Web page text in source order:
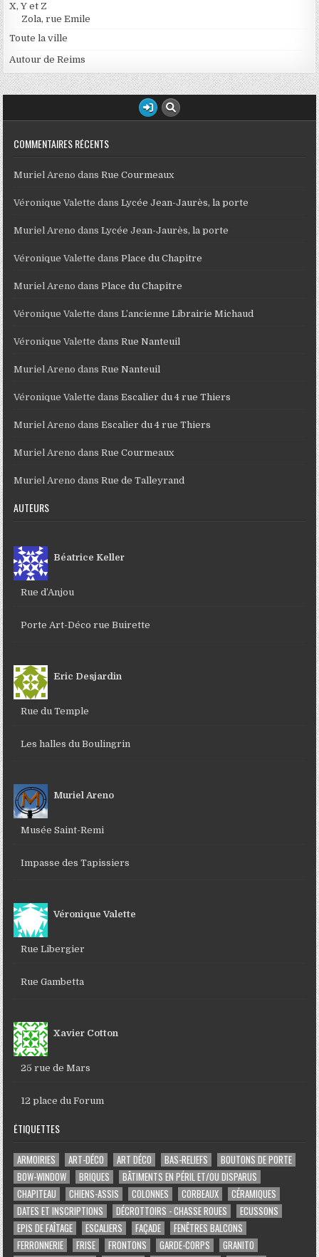
X, Y et Z
Zola, rue Emile
Toute la ville
Autour de Reims
COMMENTAIRES RÉCENTS
Muriel Areno dansRue Courmeaux
Véronique Valette dansLycée Jean-Jaurès, la porte
Muriel Areno dansLycée Jean-Jaurès, la porte
Véronique Valette dansPlace du Chapitre
Muriel Areno dansPlace du Chapitre
Véronique Valette dansL’ancienne Librairie Michaud
Véronique Valette dansRue Nanteuil
Muriel Areno dansRue Nanteuil
Véronique Valette dansEscalier du 4 rue Thiers
Muriel Areno dansEscalier du 4 rue Thiers
Muriel Areno dansRue Courmeaux
Muriel Areno dansRue de Talleyrand
AUTEURS
Béatrice Keller
Rue d’Anjou
Porte Art-Déco rue Buirette
Eric Desjardin
Rue du Temple
Les halles du Boulingrin
Muriel Areno
Musée Saint-Remi
Impasse des Tapissiers
Véronique Valette
Rue Libergier
Rue Gambetta
Xavier Cotton
25 rue de Mars
12 place du Forum
ÉTIQUETTES
ARMOIRIES ART-DÉCO ART DÉCO BAS-RELIEFS
BOUTONS DE PORTE
BOW-WINDOW
BRIQUES
BÂTIMENTS EN PÉRIL ET/OU DISPARUS
CHAPITEAU
CHIENS-ASSIS COLONNES CORBEAUX
CÉRAMIQUES
DATES ET INSCRIPTIONS
DÉCROTTOIRS - CHASSE ROUES
ECUSSONS
EPIS DE FAÎTAGE
ESCALIERS FAÇADE
FENÊTRES BALCONS
FERRONNERIE
FRISE FRONTONS GARDE-CORPS
GRANITO